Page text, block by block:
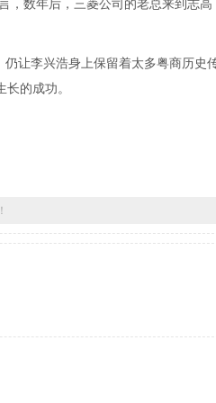
，数年后，三菱公司的老总来到志高
让李兴浩身上保留着太多粤商历史
的成功。